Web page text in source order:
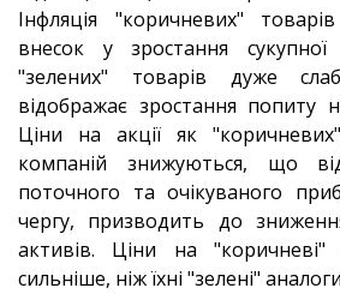
Інфляція "коричневих"
внесок у зростання сукупної
"зелених" товарів дуже
відображає зростання попиту
Ціни на акції як
компаній знижуються, що
поточного та очікуваного
чергу, призводить до
активів. Ціни на
сильніше, ніж їхні "зелені"